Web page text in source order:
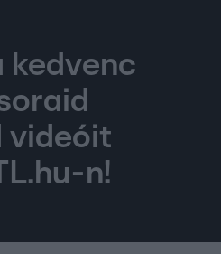
kedvenc
videóit
n!